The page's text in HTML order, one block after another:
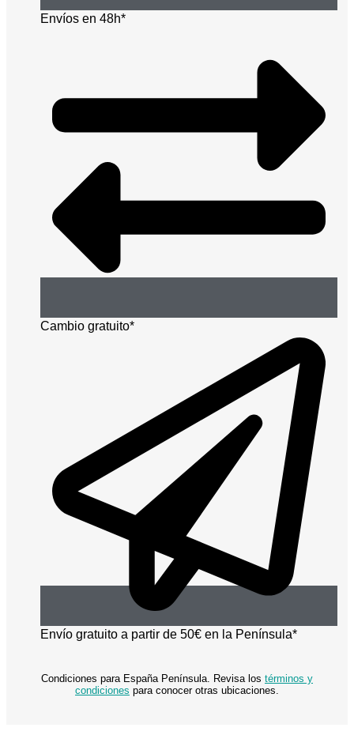
Envíos en 48h*
Cambio gratuito*
Envío gratuito a partir de 50€ en la Península*
Condiciones para España Península. Revisa los términos y
condiciones para conocer otras ubicaciones.